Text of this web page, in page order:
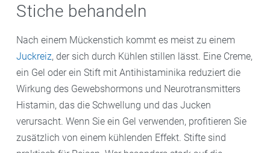
Stiche behandeln
Nach einem Mückenstich kommt es meist zu einem
Juckreiz, der sich durch Kühlen stillen lässt. Eine Creme,
ein Gel oder ein Stift mit Antihistaminika reduziert die
Wirkung des Gewebshormons und Neurotransmitters
Histamin, das die Schwellung und das Jucken
verursacht. Wenn Sie ein Gel verwenden, profitieren Sie
zusätzlich von einem kühlenden Effekt. Stifte sind